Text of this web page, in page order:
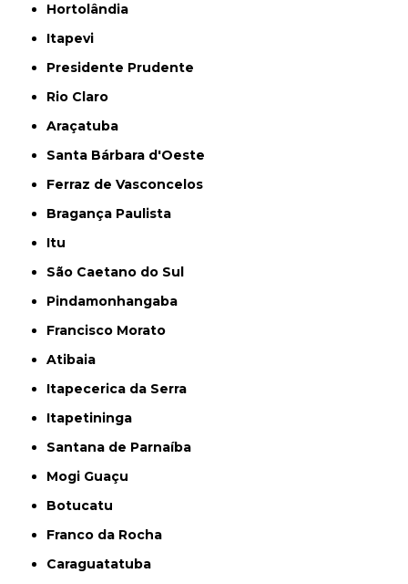
Hortolândia
Itapevi
Presidente Prudente
Rio Claro
Araçatuba
Santa Bárbara d'Oeste
Ferraz de Vasconcelos
Bragança Paulista
Itu
São Caetano do Sul
Pindamonhangaba
Francisco Morato
Atibaia
Itapecerica da Serra
Itapetininga
Santana de Parnaíba
Mogi Guaçu
Botucatu
Franco da Rocha
Caraguatatuba